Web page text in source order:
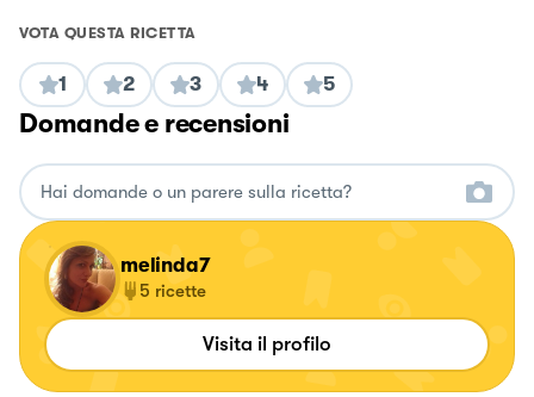
VOTA QUESTA RICETTA
1 2 3 4 5
Domande e recensioni
melinda7
5 ricette
Visita il profilo